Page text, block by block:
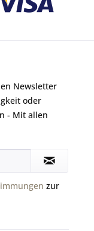
Newsletter
oder
- Mit allen
zur